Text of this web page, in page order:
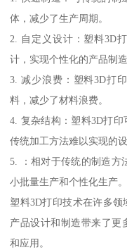
体，减少了生产周期。
2. 自定义设计：塑料3D
计，实现个性化的产品制造
3. 减少浪费：塑料3D打
料，减少了材料浪费。
4. 复杂结构：塑料3D打
传统加工方法难以实现的设
5. ：相对于传统的制造方
小批量生产和个性化生产。
塑料3D打印技术在许多
产品设计和制造带来了更
和应用。